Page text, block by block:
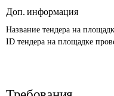
Доп. информация
Название тендера на
ID тендера на площадке